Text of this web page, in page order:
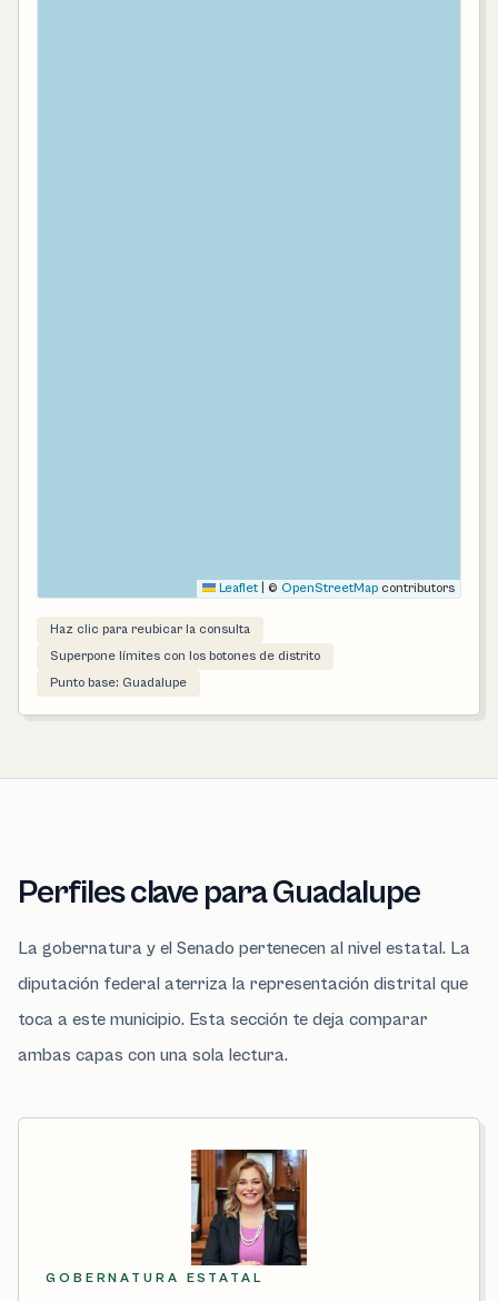
Leaflet © OpenStreetMap contributors
Haz clic para reubicar la consulta
Superpone límites con los botones de distrito
Punto base: Guadalupe
Perfiles clave para Guadalupe
La gobernatura y el Senado pertenecen al nivel estatal. La
diputación federal aterriza la representación distrital que
toca a este municipio. Esta sección te deja comparar
ambas capas con una sola lectura.
GOBERNATURA ESTATAL